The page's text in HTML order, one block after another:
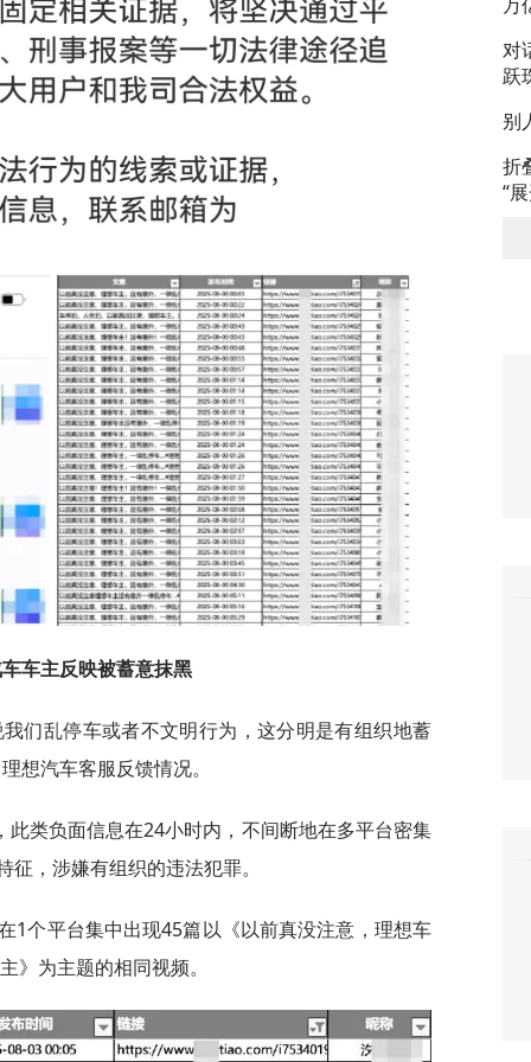
车主反映被蓄意抹黑
们乱停车或者不文明行为，这分明是有组织地蓄
想汽车客服反馈情况。
类负面信息在24小时内，不间断地在多平台密集
，涉嫌有组织的违法犯罪。
1个平台集中出现45篇以《以前真没注意，理想车
为主题的相同视频。
对
跃
别
折
“